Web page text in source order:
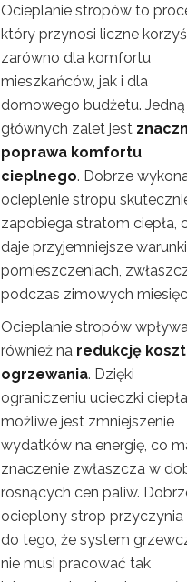
Ocieplanie stropów to
który przynosi liczne
zarówno dla komfortu
mieszkańców, jak i dla
domowego budżetu.
głównych zalet jest
poprawa komfortu
cieplnego. Dobrze
ocieplenie stropu
zapobiega stratom ciepła,
daje przyjemniejsze
pomieszczeniach,
podczas zimowych
Ocieplanie stropów wpływa
również na redukcję
ogrzewania. Dzięki
ograniczeniu ucieczki ciepła,
możliwe jest zmniejszenie
wydatków na energię, co
znaczenie zwłaszcza w
rosnących cen paliw.
ocieplony strop przyczynia
do tego, że system
nie musi pracować tak